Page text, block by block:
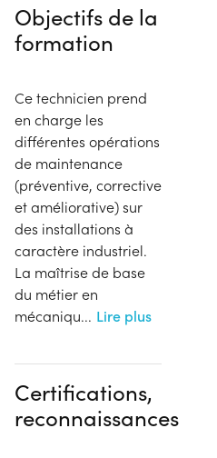
Objectifs de la
formation
Ce technicien prend
en charge les
différentes opérations
de maintenance
(préventive, corrective
et améliorative) sur
des installations à
caractère industriel.
La maîtrise de base
du métier en
mécaniqu... Lire plus
Certifications,
reconnaissances